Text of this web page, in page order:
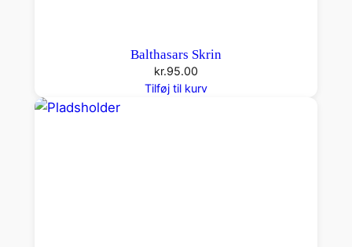
Balthasars Skrin
kr.95.00
Tilføj til kurv